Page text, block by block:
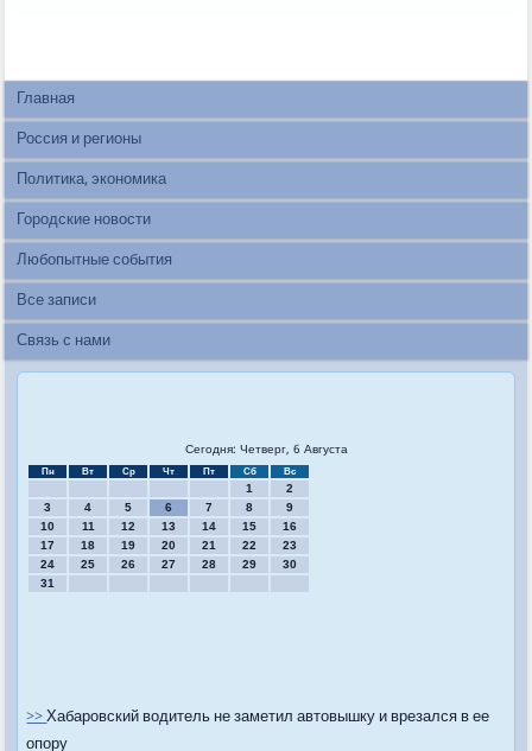
Главная
Россия и регионы
Политика, экономика
Городские новости
Любопытные события
Все записи
Связь с нами
Сегодня: Четверг, 6 Августа
Пн Вт Ср Чт Пт Сб Вс
1
2
3
4 5 6 7 8
9
10
11 12 13 14 15
16
17
18 19 20 21 22
23
24
25 26 27 28 29
30
31
>>Хабаровский водитель не заметил автовышку и врезался в ее
опору